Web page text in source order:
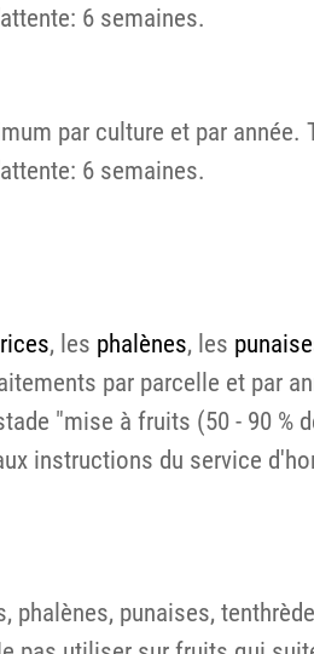
6 semaines.
par culture et par
6 semaines.
, les phalènes, les
par parcelle et par
"mise à fruits (50 - 90
instructions du service
punaises,